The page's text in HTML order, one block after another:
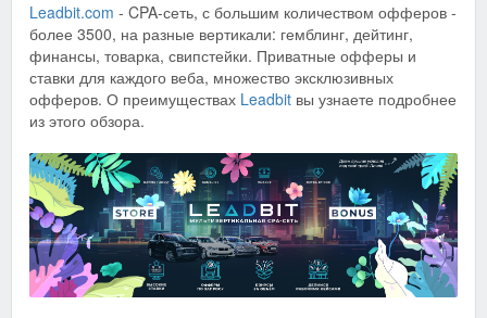
Leadbit.com - CPA-сеть, с большим количеством офферов -
более 3500, на разные вертикали: гемблинг, дейтинг,
финансы, товарка, свипстейки. Приватные офферы и
ставки для каждого веба, множество эксклюзивных
офферов. О преимуществах Leadbit вы узнаете подробнее
из этого обзора.